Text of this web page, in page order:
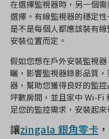
在選擇監視器時，另一個
選擇。有線監視器的穩定
是不是每個人都應該裝有
安裝位置而定。
假如您想在戶外安裝監視
曬，影響監視器錄影品質
器，幫助您獲得良好的監
坪數房間，並且家中 Wi-Fi
足您的監控需求，安裝起來
讓zingala 銀角零卡